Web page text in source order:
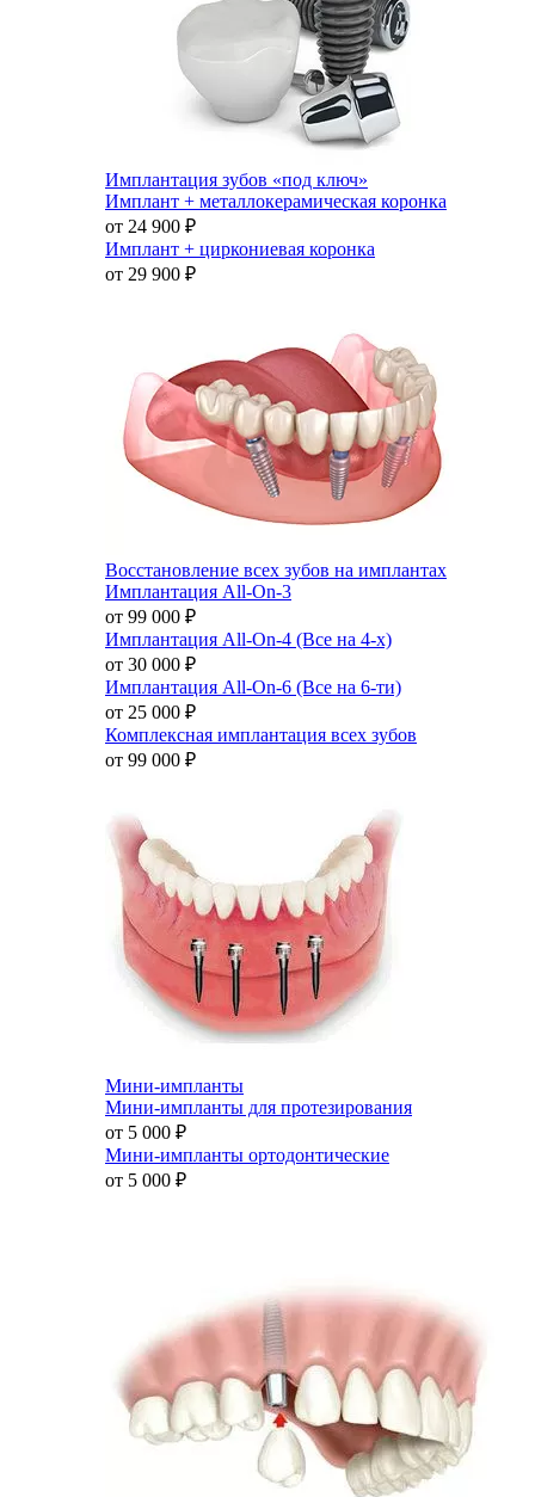
Имплантация зубов «под ключ»
Имплант + металлокерамическая коронка
от 24 900 ₽
Имплант + циркониевая коронка
от 29 900 ₽
Восстановление всех зубов на имплантах
Имплантация All-On-3
от 99 000 ₽
Имплантация All-On-4 (Все на 4-х)
от 30 000 ₽
Имплантация All-On-6 (Все на 6-ти)
от 25 000 ₽
Комплексная имплантация всех зубов
от 99 000 ₽
Мини-импланты
Мини-импланты для протезирования
от 5 000 ₽
Мини-импланты ортодонтические
от 5 000 ₽